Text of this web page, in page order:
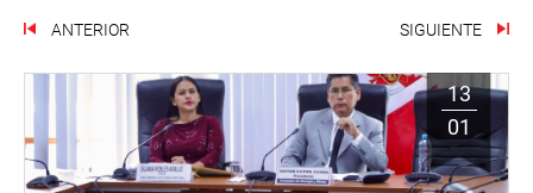
ANTERIOR SIGUIENTE
13
01